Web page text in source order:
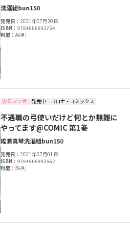
洗濯紐bun150
発売日：2021年07月20日
ISBN：9784866992754
判型：A6判
少年マンガ 発売中 コロナ・コミックス
不遇職の弓使いだけど何とか無難に
やってます@COMIC 第1巻
成瀬真琴洗濯紐bun150
発売日：2021年07月01日
ISBN：9784866992662
判型： B6判